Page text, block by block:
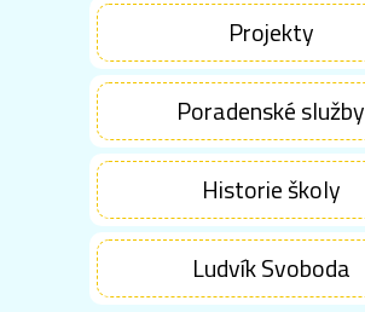
Projekty
Poradenské služby
Historie školy
Ludvík Svoboda